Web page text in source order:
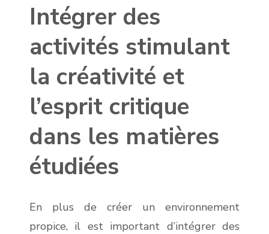
Intégrer des
activités stimulant
la créativité et
l’esprit critique
dans les matières
étudiées
En plus de créer un environnement
propice, il est important d’intégrer des